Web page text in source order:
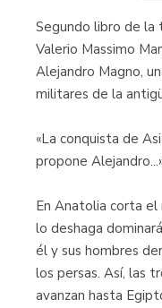
Segundo libro de la
Valerio Massimo
Alejandro Magno,
militares de la
«La conquista de
propone
En Anatolia corta el
lo deshaga
él y sus hombres
los persas. Así, las
avanzan hasta